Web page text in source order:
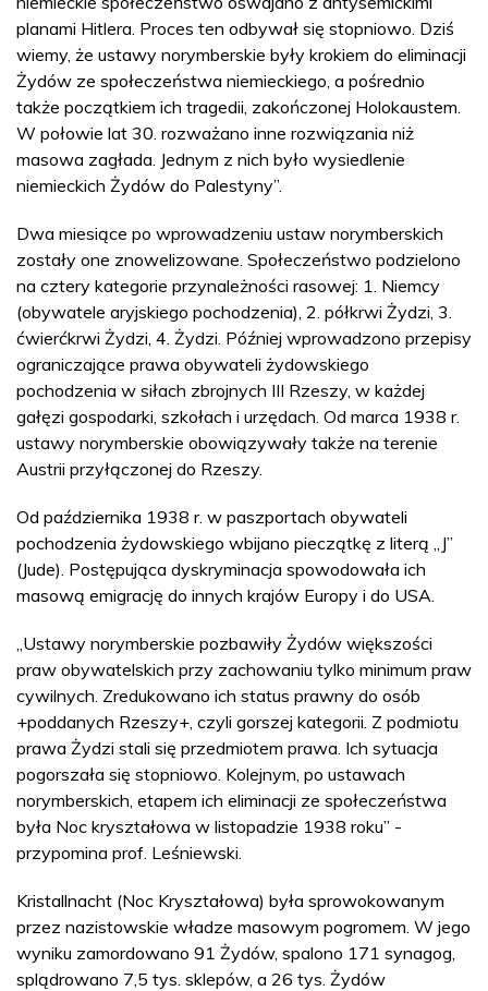
planami Hitlera. Proces ten odbywał się stopniowo. Dziś
wiemy, że ustawy norymberskie były krokiem do eliminacji
Żydów ze społeczeństwa niemieckiego, a pośrednio
także początkiem ich tragedii, zakończonej Holokaustem.
W połowie lat 30. rozważano inne rozwiązania niż
masowa zagłada. Jednym z nich było wysiedlenie
niemieckich Żydów do Palestyny”.
Dwa miesiące po wprowadzeniu ustaw norymberskich
zostały one znowelizowane. Społeczeństwo podzielono
na cztery kategorie przynależności rasowej: 1. Niemcy
(obywatele aryjskiego pochodzenia), 2. półkrwi Żydzi, 3.
ćwierćkrwi Żydzi, 4. Żydzi. Później wprowadzono przepisy
ograniczające prawa obywateli żydowskiego
pochodzenia w siłach zbrojnych III Rzeszy, w każdej
gałęzi gospodarki, szkołach i urzędach. Od marca 1938 r.
ustawy norymberskie obowiązywały także na terenie
Austrii przyłączonej do Rzeszy.
Od października 1938 r. w paszportach obywateli
pochodzenia żydowskiego wbijano pieczątkę z literą „J”
(Jude). Postępująca dyskryminacja spowodowała ich
masową emigrację do innych krajów Europy i do USA.
„Ustawy norymberskie pozbawiły Żydów większości
praw obywatelskich przy zachowaniu tylko minimum praw
cywilnych. Zredukowano ich status prawny do osób
+poddanych Rzeszy+, czyli gorszej kategorii. Z podmiotu
prawa Żydzi stali się przedmiotem prawa. Ich sytuacja
pogorszała się stopniowo. Kolejnym, po ustawach
norymberskich, etapem ich eliminacji ze społeczeństwa
była Noc kryształowa w listopadzie 1938 roku” -
przypomina prof. Leśniewski.
Kristallnacht (Noc Kryształowa) była sprowokowanym
przez nazistowskie władze masowym pogromem. W jego
wyniku zamordowano 91 Żydów, spalono 171 synagog,
splądrowano 7,5 tys. sklepów, a 26 tys. Żydów